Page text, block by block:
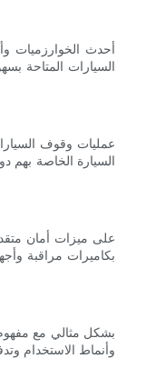
السيارات المتاحة
السيارة الخاصة بهم
بكاميرات مراقبة
وأنماط الاستخدام